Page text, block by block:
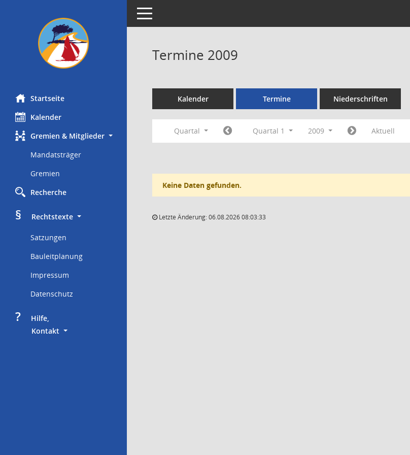
Startseite
Kalender
Gremien & Mitglieder
Mandatsträger
Gremien
Recherche
§
     Rechtstexte
Satzungen
Bauleitplanung
Impressum
Datenschutz
?
     Hilfe,
Kontakt
Toggle navigation
Termine 2009
Kalender Termine Niederschriften
Quartal Quartal 1 2009 Aktuell
Keine Daten gefunden.
Letzte Änderung: 06.08.2026 08:03:33